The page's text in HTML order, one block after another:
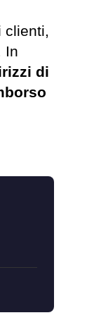
clienti,
In
di